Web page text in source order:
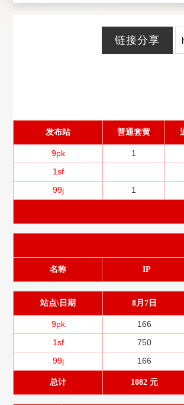
发布站 普通套黄
9pk 1
1sf
99j
1
名称 IP
站点\日期 8月7日
9pk 166
1sf
750
99j
166
总计 1082 元